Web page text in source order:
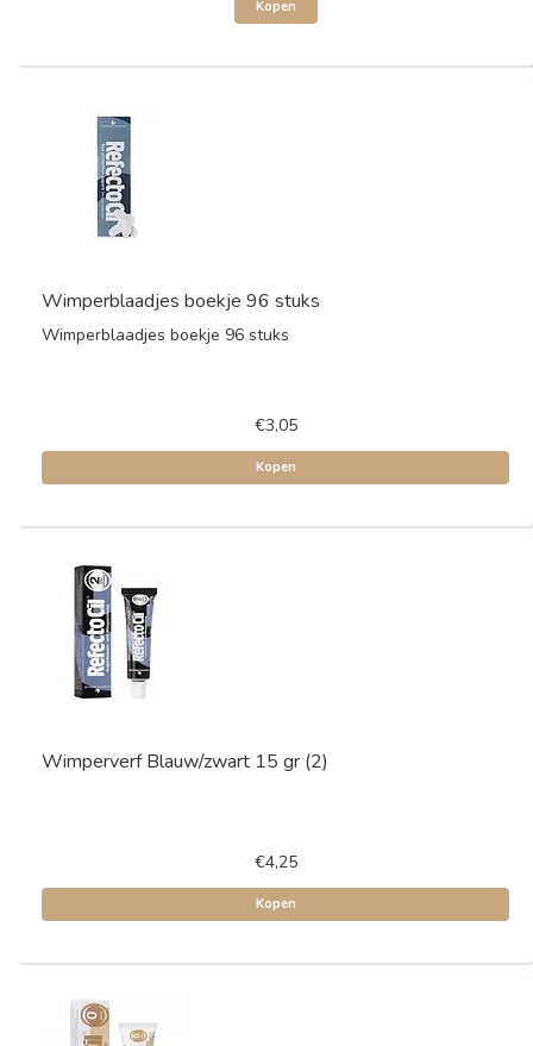
Kopen
Wimperblaadjes boekje 96 stuks
Wimperblaadjes boekje 96 stuks
€3,05
Kopen
Wimperverf Blauw/zwart 15 gr (2)
€4,25
Kopen